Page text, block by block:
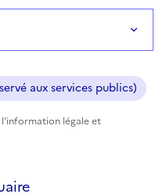
aux services publics)
légale et